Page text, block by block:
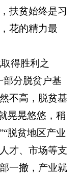
扶贫始终是习
花的精力最
得胜利之
部分脱贫户基
不高，脱贫基
晃晃悠悠，稍
脱贫地区产业
才、市场等支
一撤，产业就